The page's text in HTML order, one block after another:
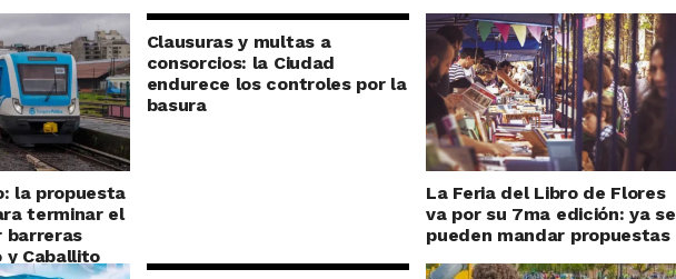
la propuesta
terminar el
barreras
y Caballito
Clausuras y multas a
consorcios: la Ciudad
endurece los controles por la
basura
La Feria del Libro de Flores
va por su 7ma edición: ya se
pueden mandar propuestas